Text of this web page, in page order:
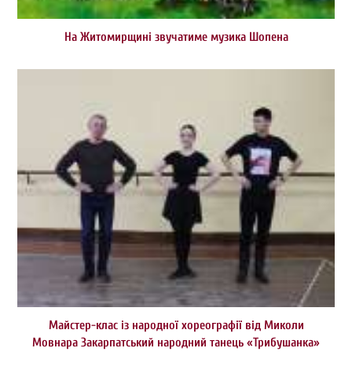
На Житомирщині звучатиме музика Шопена
Майстер-клас із народної хореографії від Миколи
Мовнара Закарпатський народний танець «Трибушанка»